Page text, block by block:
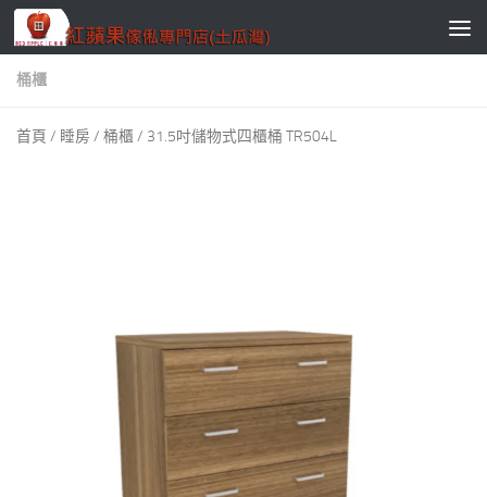
Skip to content
桶櫃
首頁 / 睡房 / 桶櫃 / 31.5吋儲物式四櫃桶 TR504L